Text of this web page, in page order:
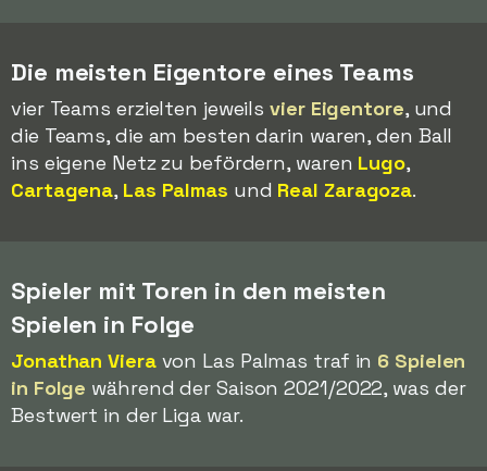
Die meisten Eigentore eines Teams
vier Teams erzielten jeweilsvier Eigentore, und
die Teams, die am besten darin waren, den Ball
ins eigene Netz zu befördern, waren Lugo,
Cartagena, Las Palmas und Real Zaragoza.
Spieler mit Toren in den meisten
Spielen in Folge
Jonathan Vieravon Las Palmas traf in 6 Spielen
in Folge während der Saison 2021/2022, was der
Bestwert in der Liga war.